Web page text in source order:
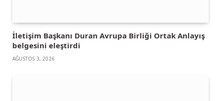
İletişim Başkanı Duran Avrupa Birliği Ortak Anlayış
belgesini eleştirdi
AĞUSTOS 3, 2026